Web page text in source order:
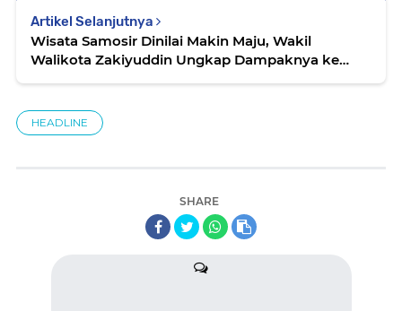
Artikel Selanjutnya
Wisata Samosir Dinilai Makin Maju, Wakil
Walikota Zakiyuddin Ungkap Dampaknya ke
HEADLINE
SHARE